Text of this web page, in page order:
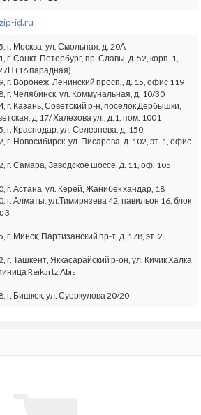
id.ru
г. Москва, ул. Смольная, д. 20А
г. Санкт-Петербург, пр. Славы, д. 52, корп. 1,
(16 парадная)
г. Воронеж, Ленинский просп., д. 15, офис 119
г. Челябинск, ул. Коммунальная, д. 10/30
г. Казань, Советский р-н, поселок Дербышки,
д.17/ Халезова ул., д.1, пом. 1001
г. Краснодар, ул. Селезнева, д. 150
г. Новосибирск, ул. Писарева, д. 102, эт. 1, офис
г. Самара, Заводское шоссе, д. 11, оф. 105
г. Астана, ул. Керей, Жанибек хандар, 18
г. Алматы, ул.Тимирязева 42, павильон 16, блок
3
г. Минск, Партизанский пр-т, д. 178, эт. 2
г. Ташкент, Яккасарайский р-он, ул. Кичик Халка
Reikartz Abis
г. Бишкек, ул. Суеркулова 20/20